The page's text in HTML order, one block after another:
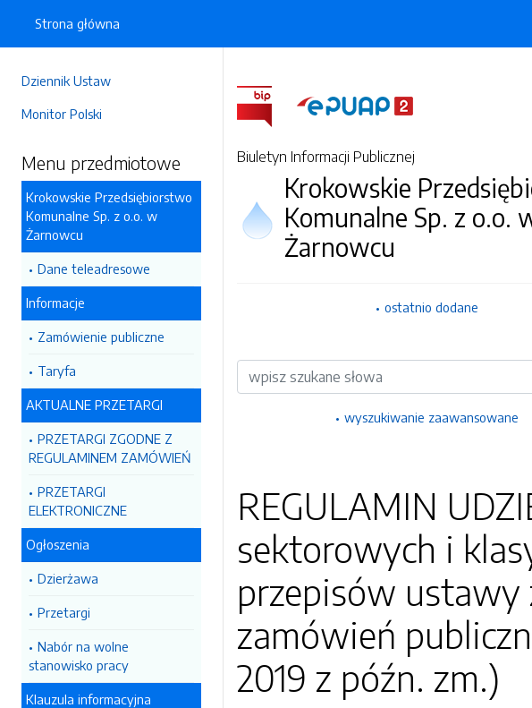
Dziennik Ustaw
Monitor Polski
Menu przedmiotowe
Krokowskie Przedsiębiorstwo
Komunalne Sp. z o.o. w
Żarnowcu
Dane teleadresowe
Informacje
Zamówienie publiczne
Taryfa
AKTUALNE PRZETARGI
PRZETARGI ZGODNE Z
REGULAMINEM ZAMÓWIEŃ
PRZETARGI
ELEKTRONICZNE
Ogłoszenia
Dzierżawa
Przetargi
Nabór na wolne
stanowisko pracy
Klauzula informacyjna
Strona główna
Biuletyn Informacji Publicznej
Krokowskie
Komunalne Sp. z o.o.
Żarnowcu
ostatnio dodane
Wyszukiwarka
wyszukiwanie zaawansowane
REGULAMIN
sektorowych i
przepisów ustawy
zamówień
2019 z późn. zm.)